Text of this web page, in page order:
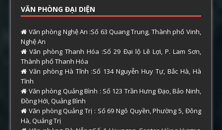
VĂN PHÒNG ĐẠI DIỆN
Văn phòng Nghệ An :Số 63 Quang Trung, Thành phố Vinh,
Nghệ An
Văn phòng Thanh Hóa :Số 29 Đại lộ Lê Lợi, P. Lam Sơn,
Thành phố Thanh Hóa
Văn phòng Hà Tĩnh :Số 134 Nguyễn Huy Tự, Bắc Hà, Hà
Tĩnh
Văn phòng Quảng Bình : Số 123 Trần Hưng Đạo, Bảo Ninh,
Đồng Hới, Quảng Bình
Văn phòng Quảng Trị : Số 69 Ngô Quyền, Phường 5, Đông
Hà, Quảng Trị